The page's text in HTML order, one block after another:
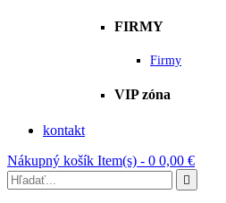
FIRMY
Firmy
VIP zóna
kontakt
Nákupný košík Item(s) - 0 0,00 €
